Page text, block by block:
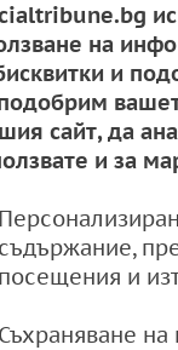
10:58
на помощи при
на
и
сайт, да
и за
съдържание,
посещения и
Съхраняване